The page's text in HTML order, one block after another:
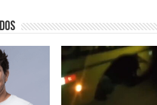
l
s
e
l
g
r
e
n
g